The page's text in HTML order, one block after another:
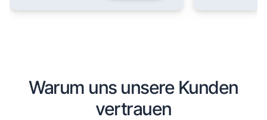
Warum uns unsere Kunden
vertrauen